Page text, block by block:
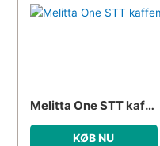
Melitta One STT kaffemaskine
KØB NU